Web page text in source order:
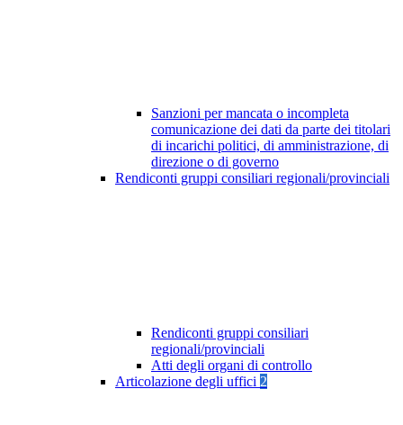
Sanzioni per mancata o incompleta
comunicazione dei dati da parte dei titolari
di incarichi politici, di amministrazione, di
direzione o di governo
Rendiconti gruppi consiliari regionali/provinciali
Rendiconti gruppi consiliari
regionali/provinciali
Atti degli organi di controllo
Articolazione degli uffici 2